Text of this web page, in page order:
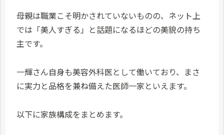
母親は職業こそ明かされていないものの、ネット上
では「美人すぎる」と話題になるほどの美貌の持ち
主です。
一輝さん自身も美容外科医として働いており、まさ
に実力と品格を兼ね備えた医師一家といえます。
以下に家族構成をまとめます。